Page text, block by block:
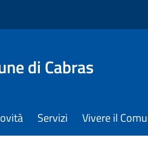
di Cabras
Servizi Vivere il